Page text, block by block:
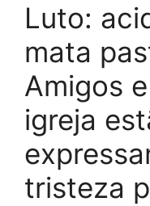
Luto:
mata
Amigos
igreja
tristeza